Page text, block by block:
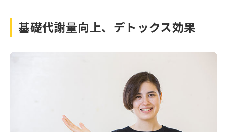
基礎代謝量向上、デトックス効果